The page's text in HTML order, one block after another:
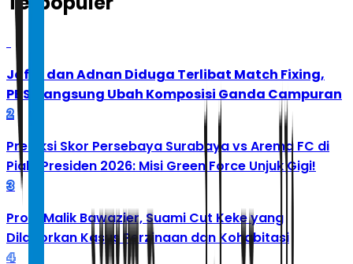
Jafar dan Adnan Diduga Terlibat Match Fixing,
PBSI Langsung Ubah Komposisi Ganda Campuran
2
Prediksi Skor Persebaya Surabaya vs Arema FC di
Piala Presiden 2026: Misi Green Force Unjuk Gigi!
3
Profil Malik Bawazier, Suami Cut Keke yang
Dilaporkan Kasus Perzinaan dan Kohabitasi
4